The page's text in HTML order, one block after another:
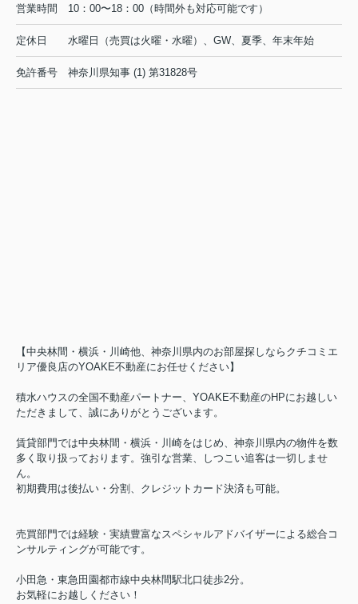
営業時間 10：00〜18：00（時間外も対応可能です）
定休日 水曜日（売買は火曜・水曜）、GW、夏季、年末年始
免許番号 神奈川県知事 (1) 第31828号
【中央林間・横浜・川崎他、神奈川県内のお部屋探しならクチコミエ
リア優良店のYOAKE不動産にお任せください】
積水ハウスの全国不動産パートナー、YOAKE不動産のHPにお越しい
ただきまして、誠にありがとうございます。
賃貸部門では中央林間・横浜・川崎をはじめ、神奈川県内の物件を数
多く取り扱っております。強引な営業、しつこい追客は一切しませ
ん。
初期費用は後払い・分割、クレジットカード決済も可能。
売買部門では経験・実績豊富なスペシャルアドバイザーによる総合コ
ンサルティングが可能です。
小田急・東急田園都市線中央林間駅北口徒歩2分。
お気軽にお越しください！